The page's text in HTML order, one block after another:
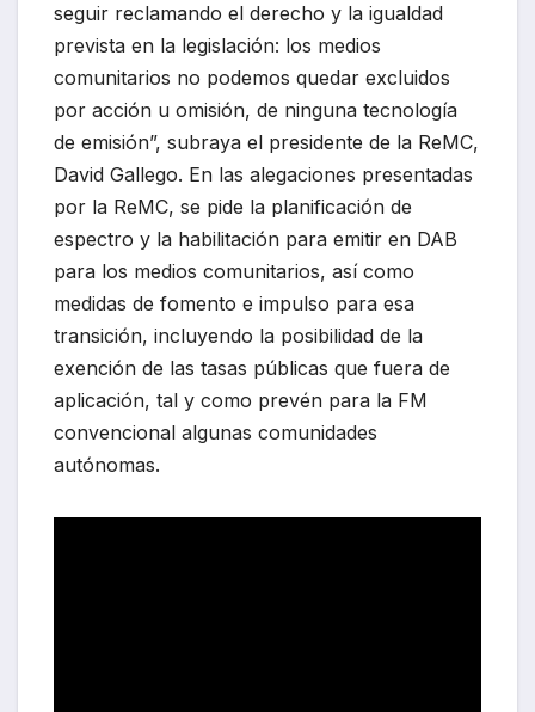
seguir reclamando el derecho y la igualdad
prevista en la legislación: los medios
comunitarios no podemos quedar excluidos
por acción u omisión, de ninguna tecnología
de emisión”, subraya el presidente de la ReMC,
David Gallego. En las alegaciones presentadas
por la ReMC, se pide la planificación de
espectro y la habilitación para emitir en DAB
para los medios comunitarios, así como
medidas de fomento e impulso para esa
transición, incluyendo la posibilidad de la
exención de las tasas públicas que fuera de
aplicación, tal y como prevén para la FM
convencional algunas comunidades
autónomas.